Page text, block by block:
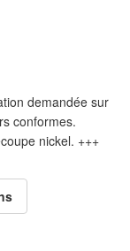
demandée sur
conformes.
nickel. +++